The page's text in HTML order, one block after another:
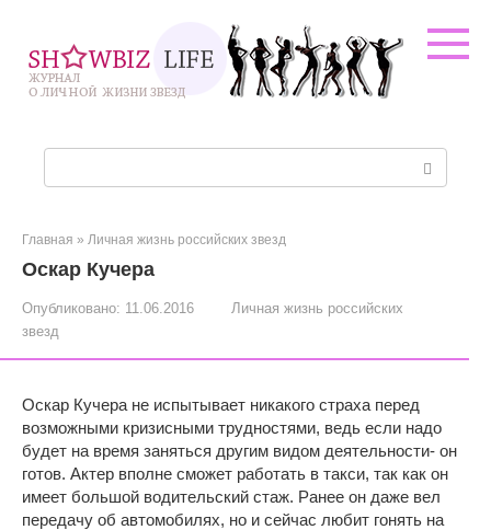
контенту
Главная » Личная жизнь российских звезд
Оскар Кучера
Опубликовано: 11.06.2016
Личная жизнь российских
звезд
Оскар Кучера не испытывает никакого страха перед
возможными кризисными трудностями, ведь если надо
будет на время заняться другим видом деятельности- он
готов. Актер вполне сможет работать в такси, так как он
имеет большой водительский стаж. Ранее он даже вел
передачу об автомобилях, но и сейчас любит гонять на